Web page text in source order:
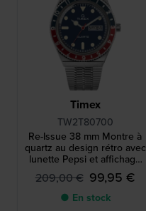
Timex
TW2T80700
Re-Issue 38 mm Montre à
quartz au design rétro avec
lunette Pepsi et affichage
jour-date
209,00 € 99,95 €
● En stock